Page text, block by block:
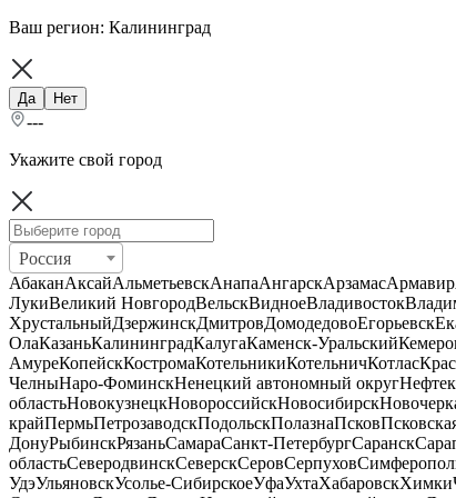
Ваш регион: Калининград
Да Нет
---
Укажите свой город
Россия
АбаканАксайАльметьевскАнапаАнгарскАрзамасАрмавир
ЛукиВеликий НовгородВельскВидноеВладивосток
ХрустальныйДзержинскДмитровДомодедовоЕгорьевск
ОлаКазаньКалининградКалугаКаменск-Уральский
АмуреКопейскКостромаКотельникиКотельничКотлас
ЧелныНаро-ФоминскНенецкий автономный округ
областьНовокузнецкНовороссийскНовосибирск
крайПермьПетрозаводскПодольскПолазнаПсков
ДонуРыбинскРязаньСамараСанкт-ПетербургСаранск
областьСеверодвинскСеверскСеровСерпухов
УдэУльяновскУсолье-СибирскоеУфаУхтаХабаровскХимки